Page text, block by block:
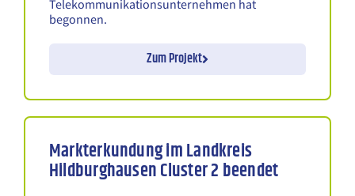
Telekommunikationsunternehmen hat
begonnen.
Zum Projekt
Markterkundung im Landkreis
Hildburghausen Cluster 2 beendet